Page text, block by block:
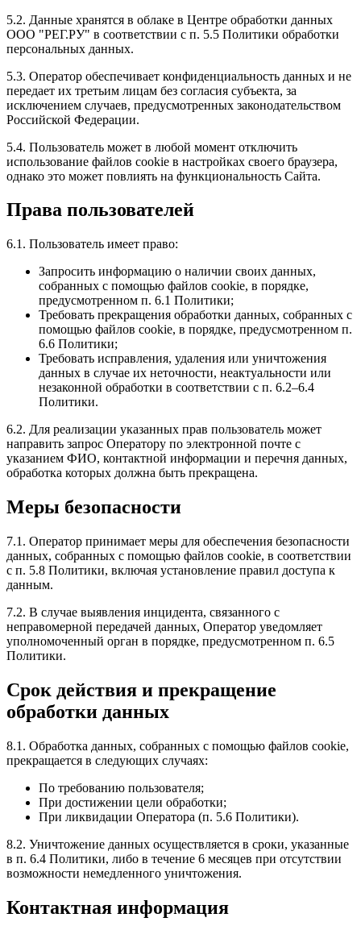
5.2. Данные хранятся в облаке в Центре обработки данных
ООО "РЕГ.РУ" в соответствии с п. 5.5 Политики обработки
персональных данных.
5.3. Оператор обеспечивает конфиденциальность данных и не
передает их третьим лицам без согласия субъекта, за
исключением случаев, предусмотренных законодательством
Российской Федерации.
5.4. Пользователь может в любой момент отключить
использование файлов cookie в настройках своего браузера,
однако это может повлиять на функциональность Сайта.
Права пользователей
6.1. Пользователь имеет право:
Запросить информацию о наличии своих данных,
собранных с помощью файлов cookie, в порядке,
предусмотренном п. 6.1 Политики;
Требовать прекращения обработки данных, собранных с
помощью файлов cookie, в порядке, предусмотренном п.
6.6 Политики;
Требовать исправления, удаления или уничтожения
данных в случае их неточности, неактуальности или
незаконной обработки в соответствии с п. 6.2–6.4
Политики.
6.2. Для реализации указанных прав пользователь может
направить запрос Оператору по электронной почте с
указанием ФИО, контактной информации и перечня данных,
обработка которых должна быть прекращена.
Меры безопасности
7.1. Оператор принимает меры для обеспечения безопасности
данных, собранных с помощью файлов cookie, в соответствии
с п. 5.8 Политики, включая установление правил доступа к
данным.
7.2. В случае выявления инцидента, связанного с
неправомерной передачей данных, Оператор уведомляет
уполномоченный орган в порядке, предусмотренном п. 6.5
Политики.
Срок действия и прекращение
обработки данных
8.1. Обработка данных, собранных с помощью файлов cookie,
прекращается в следующих случаях:
По требованию пользователя;
При достижении цели обработки;
При ликвидации Оператора (п. 5.6 Политики).
8.2. Уничтожение данных осуществляется в сроки, указанные
в п. 6.4 Политики, либо в течение 6 месяцев при отсутствии
возможности немедленного уничтожения.
Контактная информация